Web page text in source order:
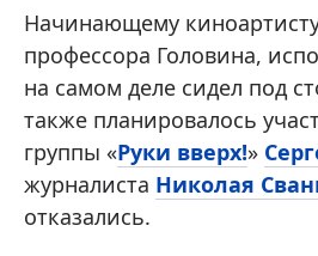
Начинающему
профессора Головина,
на самом деле сидел под
также планировалось
группы «Руки вверх!»
журналиста Николая
отказались.